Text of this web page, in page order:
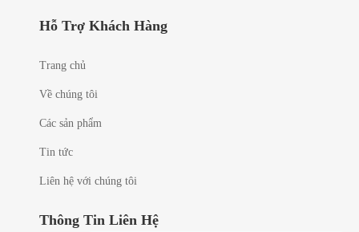
Hỗ Trợ Khách Hàng
Trang chủ
Về chúng tôi
Các sản phẩm
Tin tức
Liên hệ với chúng tôi
Thông Tin Liên Hệ